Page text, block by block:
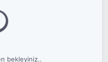
bekleyiniz..